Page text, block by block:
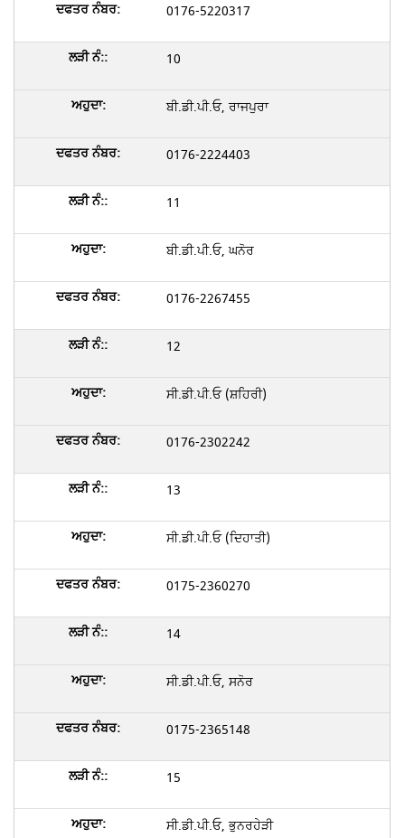
0176-5220317
10
ਬੀ.ਡੀ.ਪੀ.ਓ, ਰਾਜਪੁਰਾ
0176-2224403
11
ਬੀ.ਡੀ.ਪੀ.ਓ, ਘਨੋਰ
0176-2267455
12
ਸੀ.ਡੀ.ਪੀ.ਓ (ਸ਼ਹਿਰੀ)
0176-2302242
13
ਸੀ.ਡੀ.ਪੀ.ਓ (ਦਿਹਾਤੀ)
0175-2360270
14
ਸੀ.ਡੀ.ਪੀ.ਓ, ਸਨੋਰ
0175-2365148
15
ਸੀ.ਡੀ.ਪੀ.ਓ, ਭੁਨਰਹੇੜੀ